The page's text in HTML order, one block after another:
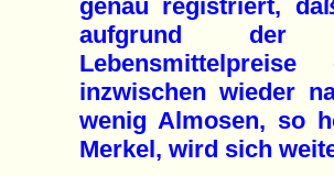
genau registriert,
aufgrund der
inzwischen wieder
wenig Almosen, so
Merkel, wird sich